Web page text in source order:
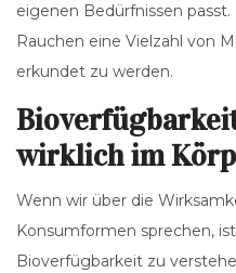
eigenen Bedürfnissen
Rauchen eine Vielzahl von
erkundet zu werden.
wirklich im
Wenn wir über die
Konsumformen sprechen,
Bioverfügbarkeit zu